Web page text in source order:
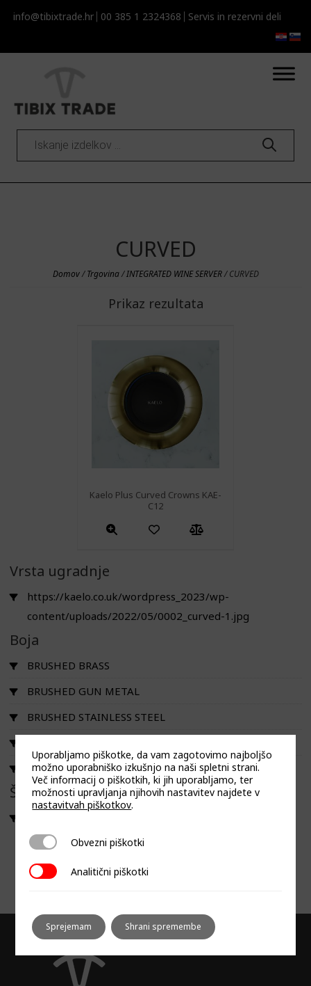
info@tibixtrade.hr 00 385 1 2324368 Servis in rezervni deli
Products
search
CURVED
Domov/Trgovina/INTEGRATED WINE SERVER/ CURVED
Prikaz rezultata
Kaelo Plus Curved Crowns KAE-
C12
Vrsta ugradnje
https://kaelo.co.uk/wordpress_2023/wp-
content/uploads/2022/05/0002_curved-1.jpg
Boja
BRUSHED BRASS
BRUSHED GUN METAL
BRUSHED STAINLESS STEEL
POLISHED STAINLESS STEEL
Širina
content/uploads/2023/09/Kaelo-Installation-Guide-
Uporabljamo piškotke, da vam zagotovimo najboljšo
možno uporabniško izkušnjo na naši spletni strani.
Več informacij o piškotkih, ki jih uporabljamo, ter
možnosti upravljanja njihovih nastavitev najdete v
nastavitvah piškotkov.
Obvezni piškotki
Obvezni piškotki
Analitični piškotki
Analitični piškotki
Sprejemam Shrani spremembe